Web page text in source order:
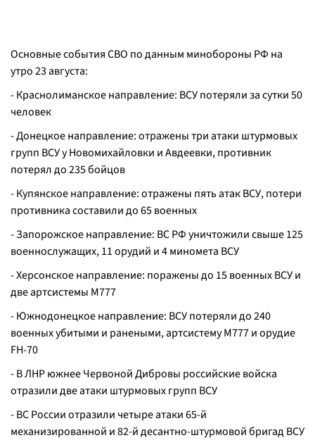
Основные события СВО по данным минобороны РФ на
утро 23 августа:
- Краснолиманское направление: ВСУ потеряли за сутки 50
человек
- Донецкое направление: отражены три атаки штурмовых
групп ВСУ у Новомихайловки и Авдеевки, противник
потерял до 235 бойцов
- Купянское направление: отражены пять атак ВСУ, потери
противника составили до 65 военных
- Запорожское направление: ВС РФ уничтожили свыше 125
военнослужащих, 11 орудий и 4 миномета ВСУ
- Херсонское направление: поражены до 15 военных ВСУ и
две артсистемы М777
- Южнодонецкое направление: ВСУ потеряли до 240
военных убитыми и ранеными, артсистему М777 и орудие
FH-70
- В ЛНР южнее Червоной Дибровы российские войска
отразили две атаки штурмовых групп ВСУ
- ВС России отразили четыре атаки 65-й
механизированной и 82-й десантно-штурмовой бригад ВСУ